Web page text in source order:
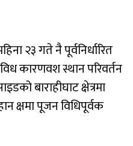
२३ गते नै पूर्वनिर्धारित
कारणवश स्थान परिवर्तन
बाराहीघाट क्षेत्रमा
क्षमा पूजन विधिपूर्वक